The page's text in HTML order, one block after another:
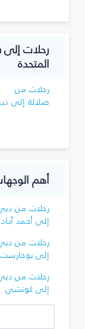
رحلات إلى
المتحدة
رحلات من
صلالة إلى
أهم
رحلات من
إلى أحمد آباد
رحلات من
إلى بوخارست
رحلات من
إلى كوتشي